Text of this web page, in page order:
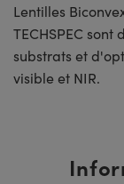
Lentilles
TECHSPEC
substrats et
visible et NIR.